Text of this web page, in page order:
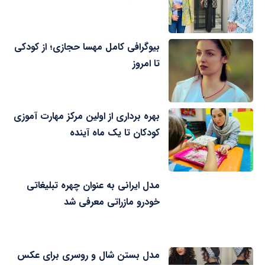
بیوگرافی کامل مهسا حجازی؛ از کودکی
تا امروز
بهره برداری از اولین مرکز مهارت آموزی
کودکان تا یک ماه آینده
مدل ایرانی به عنوان چهره تبلیغاتی
خودرو مازراتی معرفی شد
مدل بستن شال و روسری برای عکس